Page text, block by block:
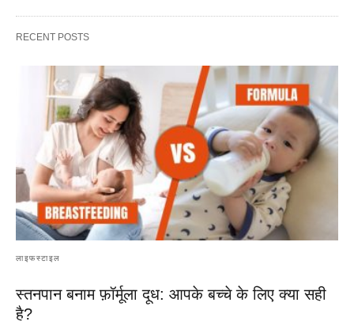
RECENT POSTS
लाइफस्टाइल
स्तनपान बनाम फ़ॉर्मूला दूध: आपके बच्चे के लिए क्या सही
है?